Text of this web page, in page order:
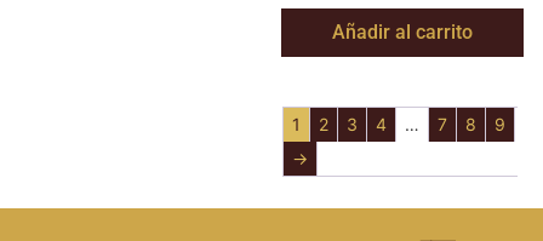
Añadir al carrito
1 2 3 4 … 7 8
9
→